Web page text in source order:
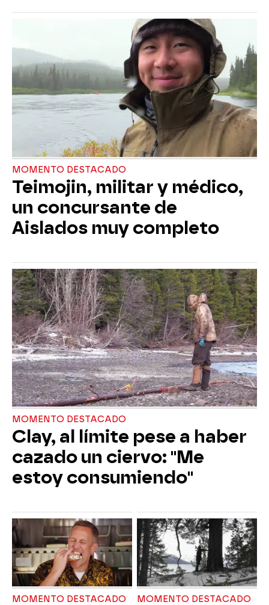
MOMENTO DESTACADO
Teimojin, militar y médico,
un concursante de
Aislados muy completo
MOMENTO DESTACADO
Clay, al límite pese a haber
cazado un ciervo: "Me
estoy consumiendo"
MOMENTO DESTACADO MOMENTO DESTACADO